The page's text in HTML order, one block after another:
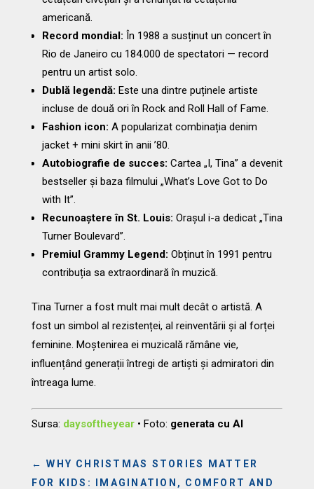
americană.
Record mondial: În 1988 a susținut un concert în
Rio de Janeiro cu 184.000 de spectatori — record
pentru un artist solo.
Dublă legendă: Este una dintre puținele artiste
incluse de două ori în Rock and Roll Hall of Fame.
Fashion icon: A popularizat combinația denim
jacket + mini skirt în anii ’80.
Autobiografie de succes: Cartea „I, Tina” a devenit
bestseller și baza filmului „What’s Love Got to Do
with It”.
Recunoaștere în St. Louis: Orașul i-a dedicat „Tina
Turner Boulevard”.
Premiul Grammy Legend: Obținut în 1991 pentru
contribuția sa extraordinară în muzică.
Tina Turner a fost mult mai mult decât o artistă. A
fost un simbol al rezistenței, al reinventării și al forței
feminine. Moștenirea ei muzicală rămâne vie,
influențând generații întregi de artiști și admiratori din
întreaga lume.
Sursa: daysoftheyear• Foto: generata cu AI
←WHY CHRISTMAS STORIES MATTER
FOR KIDS: IMAGINATION, COMFORT AND